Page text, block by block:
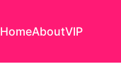
HomeAboutVIP